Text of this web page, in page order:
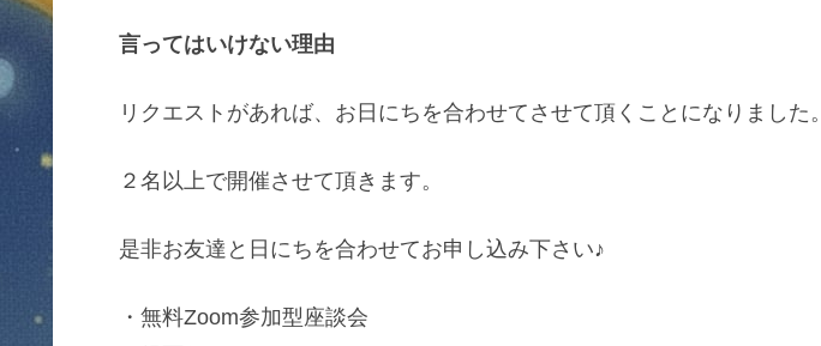
言ってはいけない理由
リクエストがあれば、お日にちを合わせてさせて頂くことになりました。
２名以上で開催させて頂きます。
是非お友達と日にちを合わせてお申し込み下さい♪
・無料Zoom参加型座談会